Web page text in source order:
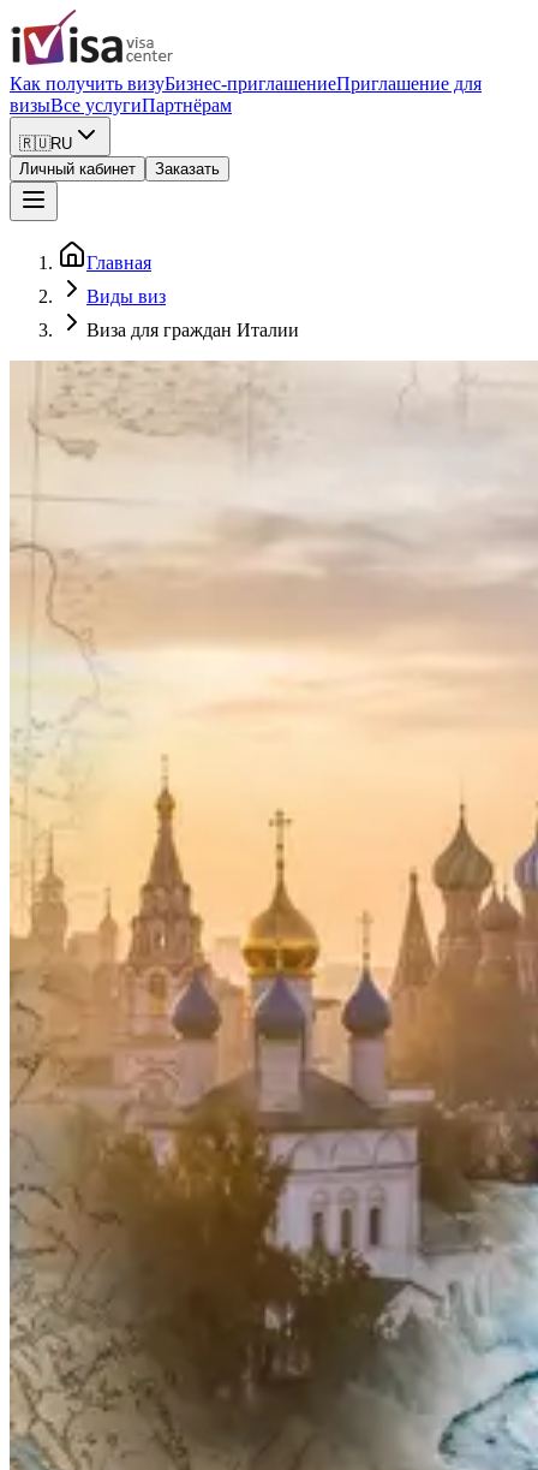
Как получить визуБизнес-приглашениеПриглашение для
визыВсе услугиПартнёрам
🇷🇺RU
Личный кабинет
Заказать
Главная
Виды виз
Виза для граждан Италии